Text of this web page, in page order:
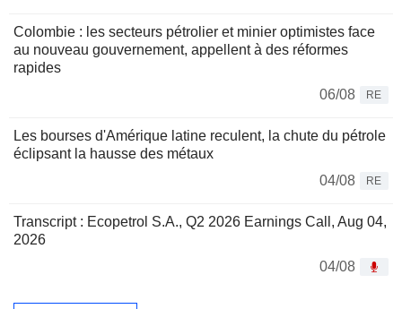
Colombie : les secteurs pétrolier et minier optimistes face
au nouveau gouvernement, appellent à des réformes
rapides
06/08
RE
Les bourses d'Amérique latine reculent, la chute du pétrole
éclipsant la hausse des métaux
04/08
RE
Transcript : Ecopetrol S.A., Q2 2026 Earnings Call, Aug 04,
2026
04/08